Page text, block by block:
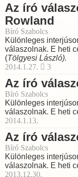
Az író
Rowland
Bíró Szabolcs
Különleges
válaszolnak. E heti
(Tölgyesi László).
2014.1.27.
3
Az író
Bíró Szabolcs
Különleges
válaszolnak. E heti
2014.1.13.
Az író
Bíró Szabolcs
Különleges
válaszolnak. E heti
2013.12.30.